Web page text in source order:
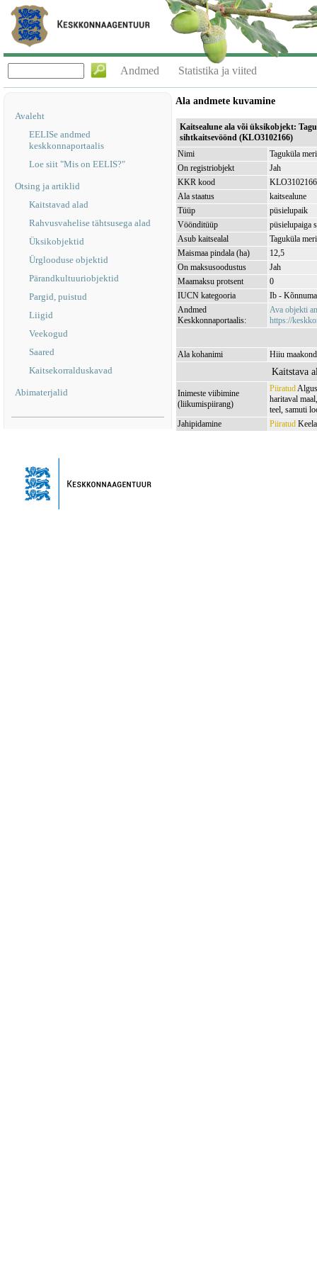
Andmed Statistika ja viited
Avaleht
EELISe andmed
keskkonnaportaalis
Loe siit "Mis on EELIS?"
Otsing ja artiklid
Kaitstavad alad
Rahvusvahelise tähtsusega alad
Üksikobjektid
Ürglooduse objektid
Pärandkultuuriobjektid
Pargid, puistud
Liigid
Veekogud
Saared
Kaitsekorralduskavad
Abimaterjalid
Ala andmete kuvamine
Kaitsealune ala või üksikobjekt:
sihtkaitsevöönd (KLO3102166)
Nimi
Taguküla
On registriobjekt
Jah
KKR kood
KLO3102166
Ala staatus
kaitsealune
Tüüp
püsielupaik
Vöönditüüp
püsielupaiga
Asub kaitsealal
Taguküla
Maismaa pindala (ha)
12,5
On maksusoodustus
Jah
Maamaksu protsent
0
IUCN kategooria
Ib -
Andmed
Keskkonnaportaalis:
Ava objekti
https://
Ala kohanimi Hiiu
Kaitstava
Inimeste viibimine
(liikumispiirang)
Piiratud
haritaval
teel, samuti
Jahipidamine
Piiratud